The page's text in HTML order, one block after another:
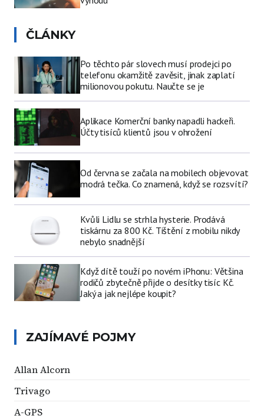
ČLÁNKY
Po těchto pár slovech musí prodejci po
telefonu okamžitě zavěsit, jinak zaplatí
milionovou pokutu. Naučte se je
Aplikace Komerční banky napadli hackeři.
Účty tisíců klientů jsou v ohrožení
Od června se začala na mobilech objevovat
modrá tečka. Co znamená, když se rozsvítí?
Kvůli Lidlu se strhla hysterie. Prodává
tiskárnu za 800 Kč. Tištění z mobilu nikdy
nebylo snadnější
Když dítě touží po novém iPhonu: Většina
rodičů zbytečně přijde o desítky tisíc Kč.
Jaký a jak nejlépe koupit?
ZAJÍMAVÉ POJMY
Allan Alcorn
Trivago
A-GPS